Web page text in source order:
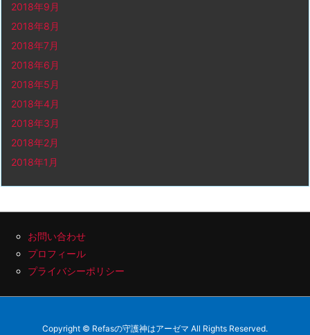
2018年9月
2018年8月
2018年7月
2018年6月
2018年5月
2018年4月
2018年3月
2018年2月
2018年1月
お問い合わせ
プロフィール
プライバシーポリシー
Copyright © Refasの守護神はアーゼマ All Rights Reserved.